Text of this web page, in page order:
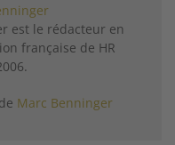
est le rédacteur en
française de HR
Marc Benninger